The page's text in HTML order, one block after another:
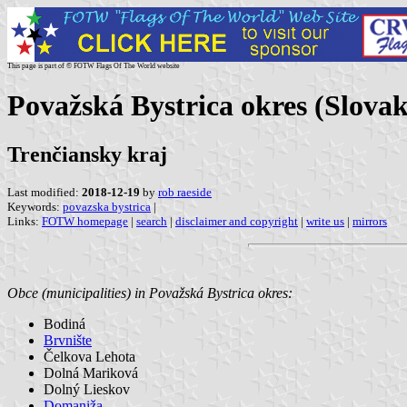
This page is part of © FOTW Flags Of The World website
Považská Bystrica okres
Trenčiansky kraj
Last modified: 2018-12-19 by rob raeside
Keywords: povazska bystrica |
Links: FOTW homepage | search | disclaimer and copyright | write us | mirrors
Obce (municipalities) in Považská Bystrica okres:
Bodiná
Brvnište
Čelkova Lehota
Dolná Mariková
Dolný Lieskov